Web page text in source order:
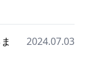
2024.07.03